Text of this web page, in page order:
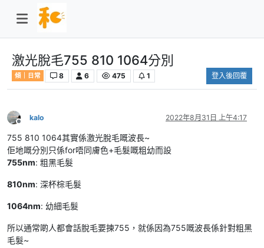
激光脫毛755 810 1064分別
傾｜日常 8 6 475 1 登入後回覆
離線
kalo 2022年8月31日 上午4:17
755 810 1064其實係激光脫毛嘅波長~
佢地嘅分別只係for唔同膚色+毛髮嘅粗幼而設
755nm: 粗黑毛髮
810nm: 深杯棕毛髮
1064nm: 幼細毛髮
所以通常啲人都會話脫毛要揀755，就係因為755嘅波長係針對粗黑
毛髮~